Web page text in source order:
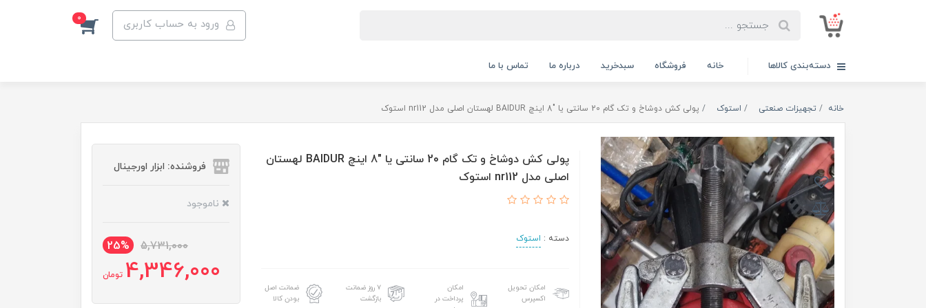
ورود به حساب کاربری 0
دسته‌بندی کالاها خانه فروشگاه سبدخرید درباره ما تماس با ما
خانه تجهیزات صنعتی استوک پولی کش دوشاخ و تک گام 20 سانتی یا "8 اینچ BAIDUR لهستان اصلی مدل nr112 استوک
پولی کش دوشاخ و تک گام 20 سانتی یا "8 اینچ BAIDUR لهستان
اصلی مدل nr112 استوک
دسته : استوک
امکان تحویل
اکسپرس
امکان
پرداخت در
۷ روز ضمانت
بازگشت
ضمانت اصل
بودن کالا
فروشنده: ابزار اورجینال
ناموجود
5,731,000
25%
4,346,000 تومان